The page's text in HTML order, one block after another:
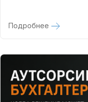
Подробнее